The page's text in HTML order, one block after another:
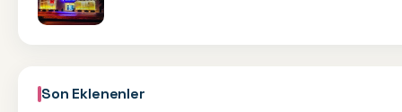
Son Eklenenler